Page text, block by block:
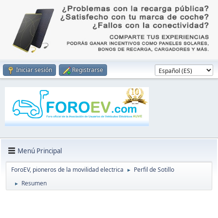
Iniciar sesión Registrarse
Menú Principal
ForoEV, pioneros de la movilidad electrica ► Perfil de Sotillo
► Resumen